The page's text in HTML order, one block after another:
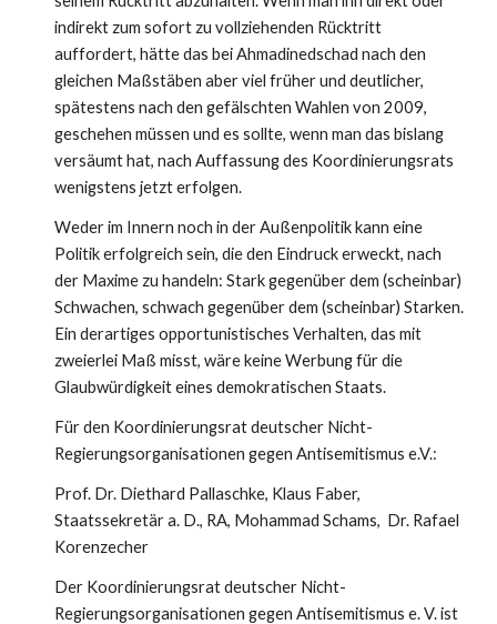
indirekt zum sofort zu vollziehenden Rücktritt
auffordert, hätte das bei Ahmadinedschad nach den
gleichen Maßstäben aber viel früher und deutlicher,
spätestens nach den gefälschten Wahlen von 2009,
geschehen müssen und es sollte, wenn man das bislang
versäumt hat, nach Auffassung des Koordinierungsrats
wenigstens jetzt erfolgen.
Weder im Innern noch in der Außenpolitik kann eine
Politik erfolgreich sein, die den Eindruck erweckt, nach
der Maxime zu handeln: Stark gegenüber dem (scheinbar)
Schwachen, schwach gegenüber dem (scheinbar) Starken.
Ein derartiges opportunistisches Verhalten, das mit
zweierlei Maß misst, wäre keine Werbung für die
Glaubwürdigkeit eines demokratischen Staats.
Für den Koordinierungsrat deutscher Nicht-
Regierungsorganisationen gegen Antisemitismus e.V.:
Prof. Dr. Diethard Pallaschke, Klaus Faber,
Staatssekretär a. D., RA, Mohammad Schams,  Dr. Rafael
Korenzecher
Der Koordinierungsrat deutscher Nicht-
Regierungsorganisationen gegen Antisemitismus e. V. ist